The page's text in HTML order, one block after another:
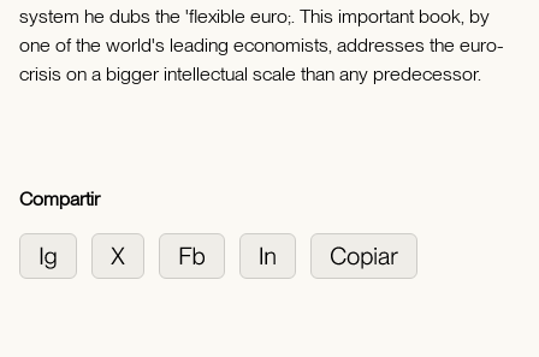
system he dubs the 'flexible euro;. This important book, by
one of the world's leading economists, addresses the euro-
crisis on a bigger intellectual scale than any predecessor.
Compartir